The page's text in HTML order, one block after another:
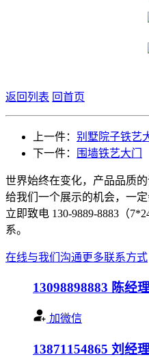
返回列表 回首页
上一件： 别墅院子铁艺
下一件：
围墙铁艺大门
世界始终在变化，产品品质的
给我们一个展示的机会，一
立即致电 130-9889-8883（
系。
在线与我们沟通更多联系方式
13098898883 陈经
加微信
13871154865 刘经